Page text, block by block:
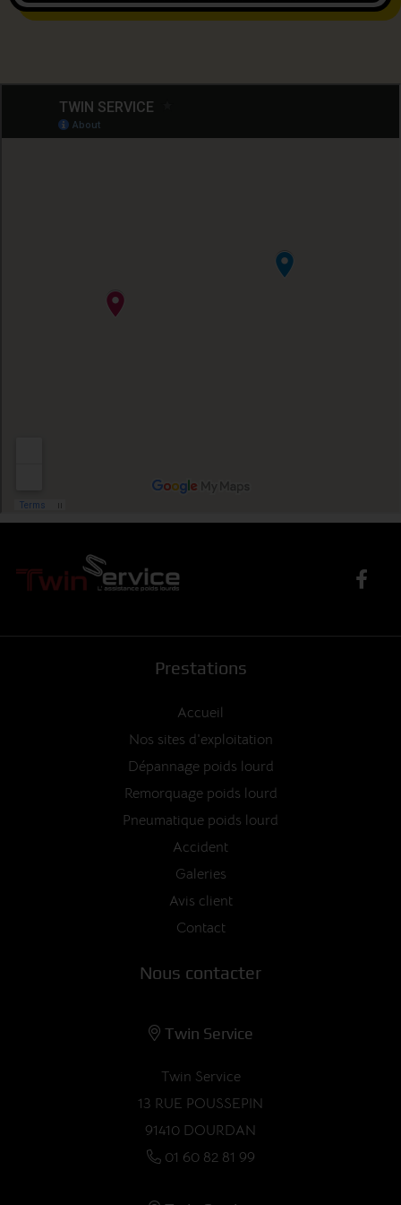
Prestations
Accueil
Nos sites d'exploitation
Dépannage poids lourd
Remorquage poids lourd
Pneumatique poids lourd
Accident
Galeries
Avis client
Contact
Nous contacter
Twin Service
Twin Service
13 RUE POUSSEPIN
91410 DOURDAN
01 60 82 81 99